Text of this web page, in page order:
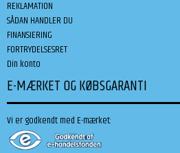
REKLAMATION
SÅDAN HANDLER DU
FINANSIERING
FORTRYDELSESRET
Din konto
E-MÆRKET OG KØBSGARANTI
Vi er godkendt med E-mærket: